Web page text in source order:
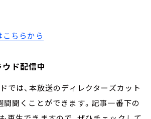
ちらから
ド配信中
では、本放送のディレクターズカット
聞くことができます。記事一番下の